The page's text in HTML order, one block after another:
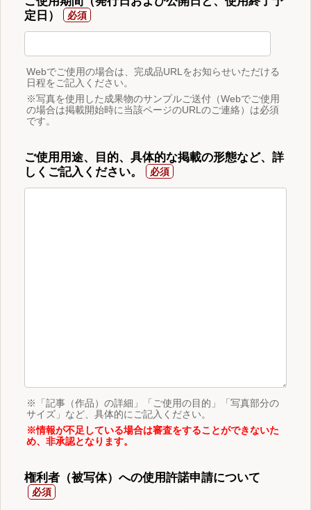
定日）
Webでご使用の場合は、完成品URLをお知らせいただける
日程をご記入ください。
※写真を使用した成果物のサンプルご送付（Webでご使用
の場合は掲載開始時に当該ページのURLのご連絡）は必須
です。
ご使用用途、目的、具体的な掲載の形態など、詳
しくご記入ください。
※「記事（作品）の詳細」「ご使用の目的」「写真部分の
サイズ」など、具体的にご記入ください。
※情報が不足している場合は審査をすることができないた
め、非承認となります。
権利者（被写体）への使用許諾申請について